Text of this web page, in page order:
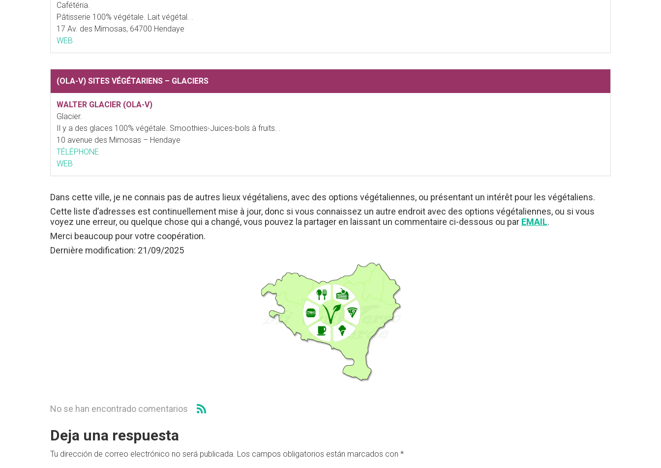
Cafétéria.
Pâtisserie 100% végétale. Lait végétal. .
17 Av. des Mimosas, 64700 Hendaye
WEB
(OLA-V) SITES VÉGÉTARIENS – GLACIERS
WALTER GLACIER (OLA-V)
Glacier.
Il y a des glaces 100% végétale. Smoothies-Juices-bols à fruits. .
10 avenue des Mimosas – Hendaye
TÉLÉPHONE
WEB
Dans cette ville, je ne connais pas de autres lieux végétaliens, avec des options végétaliennes, ou présentant un intérêt pour les végétaliens.
Cette liste d’adresses est continuellement mise à jour, donc si vous connaissez un autre endroit avec des options végétaliennes, ou si vous
voyez une erreur, ou quelque chose qui a changé, vous pouvez la partager en laissant un commentaire ci-dessous ou par EMAIL.
Merci beaucoup pour votre coopération.
Dernière modification: 21/09/2025
No se han encontrado comentarios
Deja una respuesta
Tu dirección de correo electrónico no será publicada. Los campos obligatorios están marcados con *